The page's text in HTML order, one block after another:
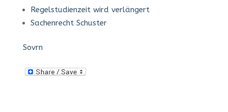
Regelstudienzeit wird verlängert
Sachenrecht Schuster
Sovrn